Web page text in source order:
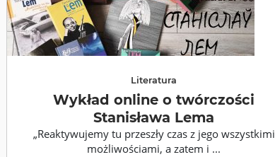
Literatura
Wykład online o twórczości
Stanisława Lema
„Reaktywujemy tu przeszły czas z jego wszystkimi
możliwościami, a zatem i ...